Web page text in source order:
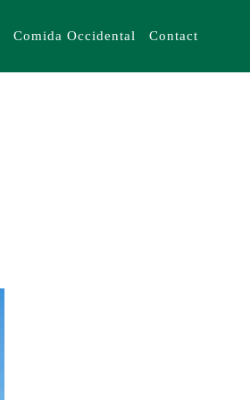
Comida Occidental Contact